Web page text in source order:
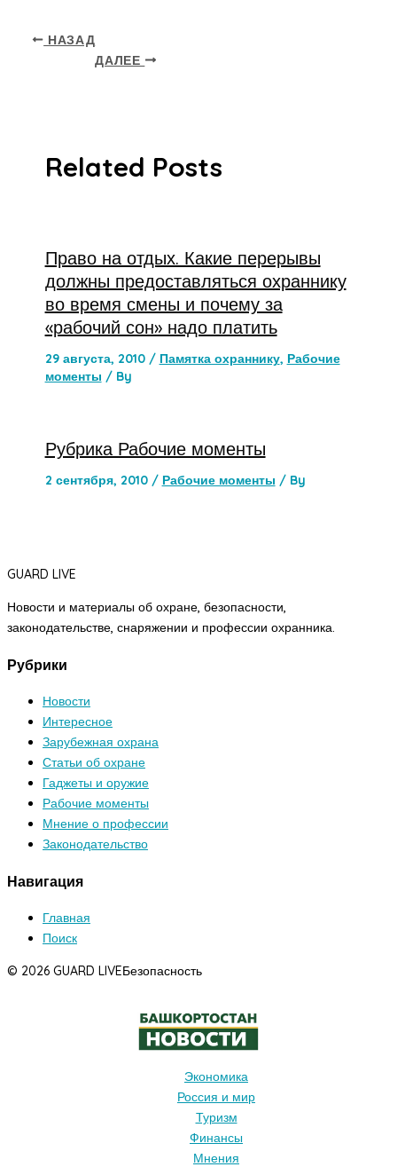
НАЗАД
ДАЛЕЕ
Related Posts
Право на отдых. Какие перерывы
должны предоставляться охраннику
во время смены и почему за
«рабочий сон» надо платить
29 августа, 2010 / Памятка охраннику, Рабочие
моменты / By
Рубрика Рабочие моменты
2 сентября, 2010 / Рабочие моменты / By
GUARD LIVE
Новости и материалы об охране, безопасности,
законодательстве, снаряжении и профессии охранника.
Рубрики
Новости
Интересное
Зарубежная охрана
Статьи об охране
Гаджеты и оружие
Рабочие моменты
Мнение о профессии
Законодательство
Навигация
Главная
Поиск
© 2026 GUARD LIVEБезопасность
Экономика
Россия и мир
Туризм
Финансы
Мнения